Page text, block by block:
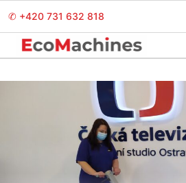
obsah
✆ +420 731 632 818